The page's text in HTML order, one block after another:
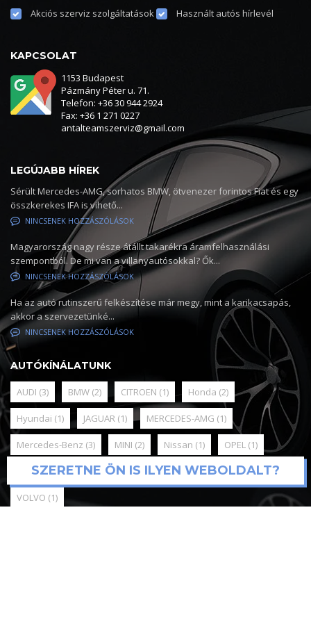
SZERETNE ÖN IS ILYEN WEBOLDALT?
Akciós szerviz szolgáltatások Használt autós hírlevél
KAPCSOLAT
1153 Budapest
Pázmány Péter u. 71.
Telefon: +36 30 944 2924
Fax: +36 1 271 0227
antalteamszerviz@gmail.com
LEGÚJABB HÍREK
Sérült Mercedes-AMG, sorhatos BMW, ötvenezer forintos Fiat és egy
összkerekes IFA is vihető...
NINCSENEK HOZZÁSZÓLÁSOK
Magyarország nagy része átállt takarékra áramfelhasználási
szempontból. De mi van a villanyautósokkal? Ők...
NINCSENEK HOZZÁSZÓLÁSOK
Ha az autó rutinszerű felkészítése már megy, mint a karikacsapás,
akkor a szervezetünké...
NINCSENEK HOZZÁSZÓLÁSOK
AUTÓKÍNÁLATUNK
AUDI (3) BMW (2) CITROEN (1) Honda (2)
Hyundai (1) JAGUAR (1) MERCEDES-AMG (1)
Mercedes-Benz (3) MINI (2) Nissan (1) OPEL (1)
RENAULT(1) SKODA (3) Toyota(3) Volkswagen (3)
VOLVO (1)